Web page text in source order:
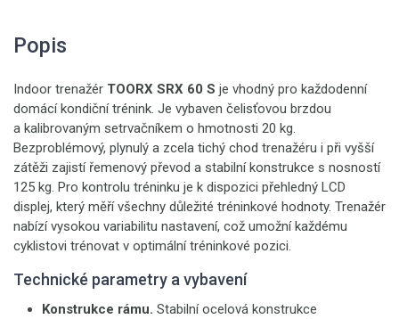
Popis
Indoor trenažér TOORX SRX 60 S je vhodný pro každodenní
domácí kondiční trénink. Je vybaven čelisťovou brzdou
a kalibrovaným setrvačníkem o hmotnosti 20 kg.
Bezproblémový, plynulý a zcela tichý chod trenažéru i při vyšší
zátěži zajistí řemenový převod a stabilní konstrukce s nosností
125 kg. Pro kontrolu tréninku je k dispozici přehledný LCD
displej, který měří všechny důležité tréninkové hodnoty. Trenažér
nabízí vysokou variabilitu nastavení, což umožní každému
cyklistovi trénovat v optimální tréninkové pozici.
Technické parametry a vybavení
Konstrukce rámu. Stabilní ocelová konstrukce